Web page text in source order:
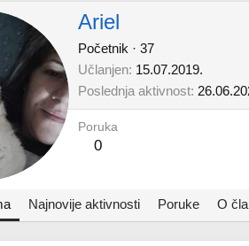
Ariel
Početnik · 37
Učlanjen 15.07.2019.
Poslednja aktivnost
Poruka
0
Najnovije aktivnosti Poruke O